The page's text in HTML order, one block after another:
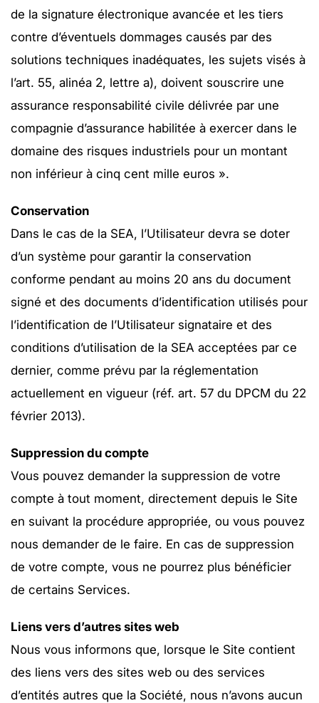
de la signature électronique avancée et les tiers
contre d’éventuels dommages causés par des
solutions techniques inadéquates, les sujets visés à
l’art. 55, alinéa 2, lettre a), doivent souscrire une
assurance responsabilité civile délivrée par une
compagnie d’assurance habilitée à exercer dans le
domaine des risques industriels pour un montant
non inférieur à cinq cent mille euros ».
Conservation
Dans le cas de la SEA, l’Utilisateur devra se doter
d’un système pour garantir la conservation
conforme pendant au moins 20 ans du document
signé et des documents d’identification utilisés pour
l’identification de l’Utilisateur signataire et des
conditions d’utilisation de la SEA acceptées par ce
dernier, comme prévu par la réglementation
actuellement en vigueur (réf. art. 57 du DPCM du 22
février 2013).
Suppression du compte
Vous pouvez demander la suppression de votre
compte à tout moment, directement depuis le Site
en suivant la procédure appropriée, ou vous pouvez
nous demander de le faire. En cas de suppression
de votre compte, vous ne pourrez plus bénéficier
de certains Services.
Liens vers d’autres sites web
Nous vous informons que, lorsque le Site contient
des liens vers des sites web ou des services
d’entités autres que la Société, nous n’avons aucun